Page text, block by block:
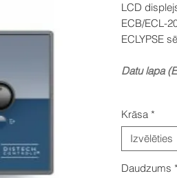
LCD
ECB/ECL-
ECLYPSE
Datu lapa
Krāsa *
Izvēlēties
Daudzums *